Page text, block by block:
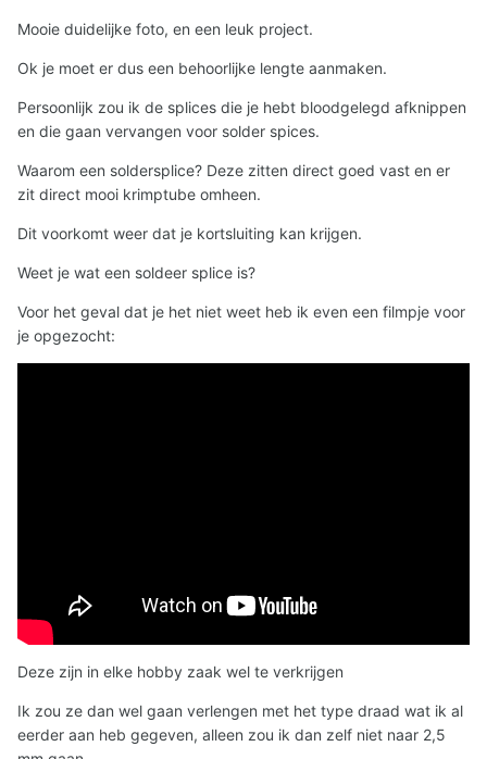
Mooie duidelijke foto, en een leuk project.
Ok je moet er dus een behoorlijke lengte aanmaken.
Persoonlijk zou ik de splices die je hebt bloodgelegd afknippen
en die gaan vervangen voor solder spices.
Waarom een soldersplice? Deze zitten direct goed vast en er
zit direct mooi krimptube omheen.
Dit voorkomt weer dat je kortsluiting kan krijgen.
Weet je wat een soldeer splice is?
Voor het geval dat je het niet weet heb ik even een filmpje voor
je opgezocht:
Deze zijn in elke hobby zaak wel te verkrijgen
Ik zou ze dan wel gaan verlengen met het type draad wat ik al
eerder aan heb gegeven, alleen zou ik dan zelf niet naar 2,5